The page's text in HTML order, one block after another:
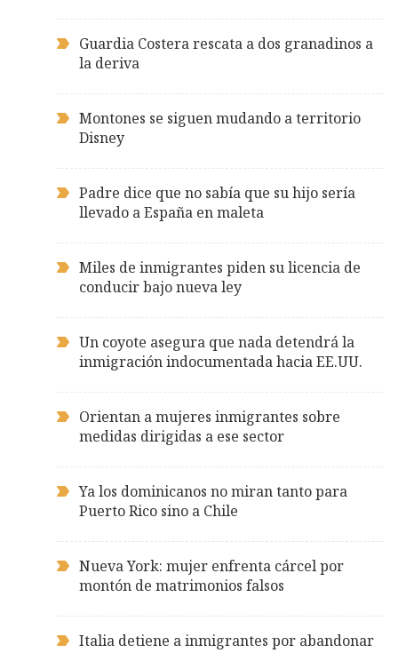
Guardia Costera rescata a dos granadinos a
la deriva
Montones se siguen mudando a territorio
Disney
Padre dice que no sabía que su hijo sería
llevado a España en maleta
Miles de inmigrantes piden su licencia de
conducir bajo nueva ley
Un coyote asegura que nada detendrá la
inmigración indocumentada hacia EE.UU.
Orientan a mujeres inmigrantes sobre
medidas dirigidas a ese sector
Ya los dominicanos no miran tanto para
Puerto Rico sino a Chile
Nueva York: mujer enfrenta cárcel por
montón de matrimonios falsos
Italia detiene a inmigrantes por abandonar